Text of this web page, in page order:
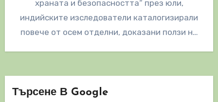
храната и безопасността“ през юли,
индийските изследователи каталогизирали
повече от осем отделни, доказани ползи на
Търсене В Google